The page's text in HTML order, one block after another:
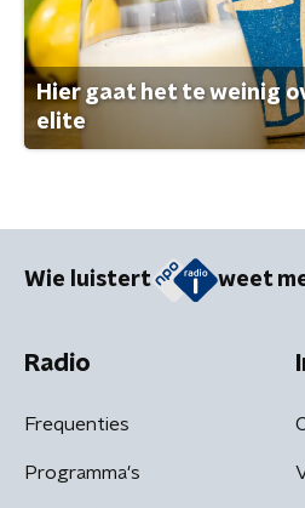
Hier gaat het te weinig
elite
Wie luistert weet
Radio
Frequenties
Programma's